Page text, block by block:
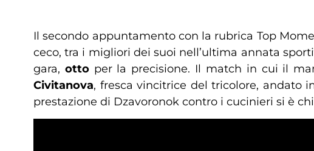
Il secondo appuntamento con la rubrica Top
ceco, tra i migliori dei suoi nell’ultima annata
gara, ottoper la precisione. Il match in cui il
Civitanova, fresca vincitrice del tricolore, andato
prestazione di Dzavoronok contro i cucinieri si è